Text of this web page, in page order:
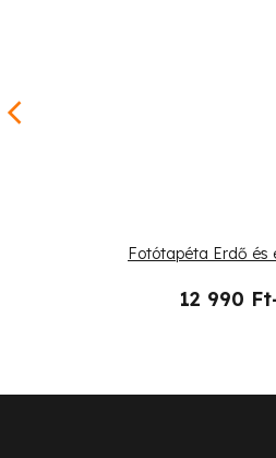
Fotótapéta Erdő és
12 990